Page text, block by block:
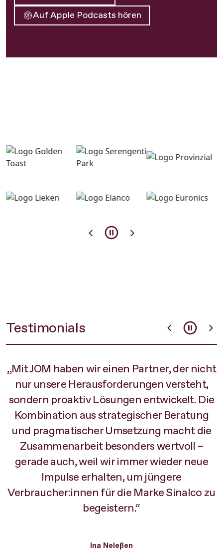
Auf Apple Podcasts hören
Testimonials
„Mit JOM haben wir einen Partner, der nicht
nur unsere Herausforderungen versteht,
sondern proaktiv Lösungen entwickelt. Die
Kombination aus strategischer Beratung
und pragmatischer Umsetzung macht die
Zusammenarbeit besonders wertvoll –
gerade auch, weil wir immer wieder neue
Impulse erhalten, um jüngere
Verbraucher:innen für die Marke Sinalco zu
begeistern.“
Ina Neleßen